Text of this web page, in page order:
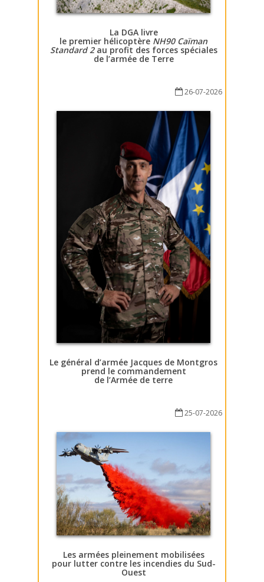
La DGA livre
le premier hélicoptère NH90 Caïman
Standard 2au profit des forces spéciales
de l’armée de Terre
26-07-2026
Le général d’armée Jacques de Montgros
prend le commandement
de l’Armée de terre
25-07-2026
Les armées pleinement mobilisées
pour lutter contre les incendies du Sud-
Ouest